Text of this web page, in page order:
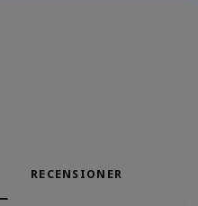
RECENSIONER